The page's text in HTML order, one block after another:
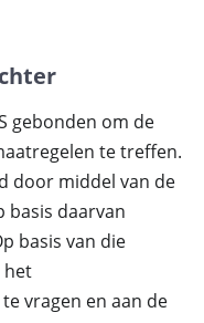
gebonden om de
te treffen.
door middel van de
basis daarvan
basis van die
het
vragen en aan de